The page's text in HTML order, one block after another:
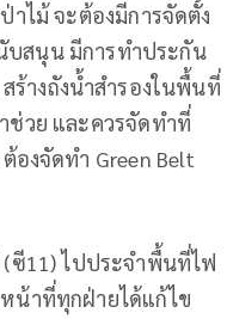
ไม้ จะต้องมีการจัดตั้ง
บสนุน มีการทำประกัน
ร้างถังน้ำสำรองในพื้นที่
ช่วย และควรจัดทำที่
องจัดทำ Green Belt
(ซี11) ไปประจำพื้นที่ไฟ
น้าที่ทุกฝ่ายได้แก้ไข